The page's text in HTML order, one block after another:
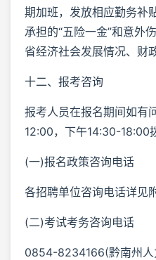
期加班，发放相应勤务补
承担的“五险一金”和意外
省经济社会发展情况、财
十二、报考咨询
报考人员在报名期间如有
12:00，下午14:30-18:00
(一)报名政策咨询电话
各招聘单位咨询电话详见
(二)考试考务咨询电话
0854-8234166(黔南州人